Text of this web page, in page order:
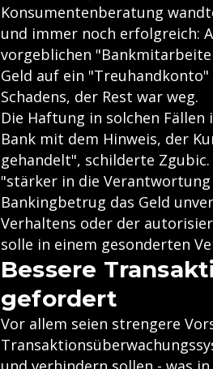
Konsumentenberatung
und immer noch erfolgreich:
vorgeblichen
Geld auf ein
Schadens, der Rest war weg.
Die Haftung in solchen
Bank mit dem Hinweis, der
gehandelt", schilderte
"stärker in die
Bankingbetrug das Geld
Verhaltens oder der
solle in einem gesonderten
Bessere
gefordert
Vor allem seien strengere